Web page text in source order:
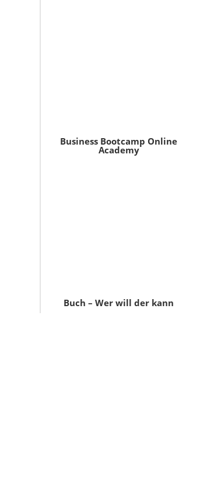
Business Bootcamp Online
Academy
Buch – Wer will der kann